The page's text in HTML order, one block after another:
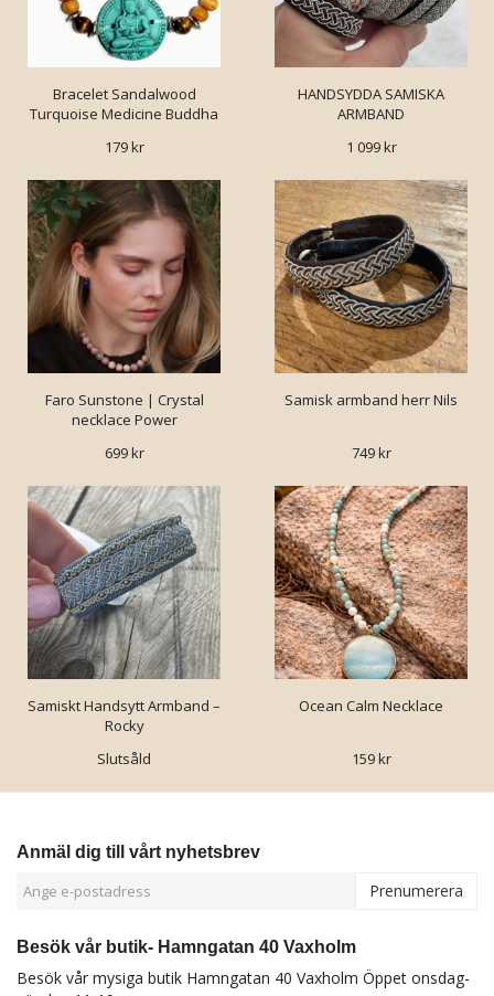
Bracelet Sandalwood
Turquoise Medicine Buddha
179 kr
HANDSYDDA SAMISKA
ARMBAND
1 099 kr
Faro Sunstone | Crystal
necklace Power
699 kr
Samisk armband herr Nils
749 kr
Samiskt Handsytt Armband –
Rocky
Slutsåld
Ocean Calm Necklace
159 kr
Anmäl dig till vårt nyhetsbrev
Prenumerera
Besök vår butik- Hamngatan 40 Vaxholm
Besök vår mysiga butik Hamngatan 40 Vaxholm Öppet onsdag-